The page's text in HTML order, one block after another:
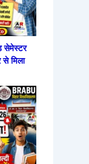
सेमेस्टर
से मिला